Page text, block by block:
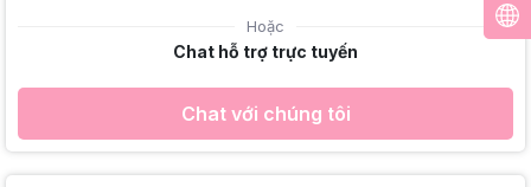
Hoặc
Chat hỗ trợ trực tuyến
Chat với chúng tôi